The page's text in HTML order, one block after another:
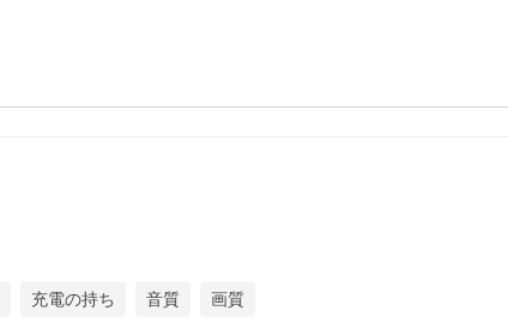
充電の持ち 音質 画質